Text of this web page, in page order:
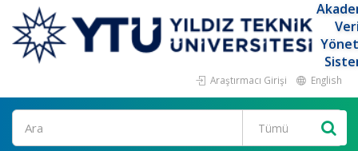
Araştırmacı Girişi English
Ara